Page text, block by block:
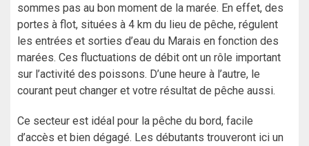
sommes pas au bon moment de la marée. En effet, des
portes à flot, situées à 4 km du lieu de pêche, régulent
les entrées et sorties d’eau du Marais en fonction des
marées. Ces fluctuations de débit ont un rôle important
sur l’activité des poissons. D’une heure à l’autre, le
courant peut changer et votre résultat de pêche aussi.
Ce secteur est idéal pour la pêche du bord, facile
d’accès et bien dégagé. Les débutants trouveront ici un